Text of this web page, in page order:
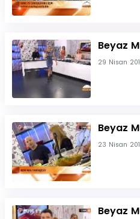
Beyaz
29 Nisan
Beyaz
23 Nisan
Beyaz